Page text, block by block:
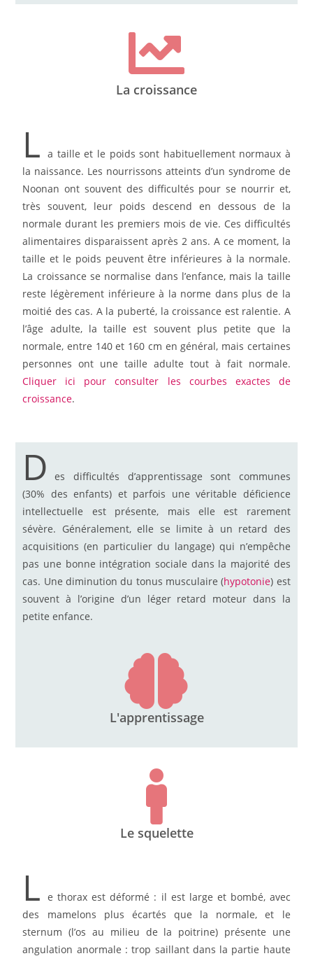
La croissance
L
a taille et le poids sont habituellement normaux à
la naissance. Les nourrissons atteints d’un syndrome de
Noonan ont souvent des difficultés pour se nourrir et,
très souvent, leur poids descend en dessous de la
normale durant les premiers mois de vie. Ces difficultés
alimentaires disparaissent après 2 ans. A ce moment, la
taille et le poids peuvent être inférieures à la normale.
La croissance se normalise dans l’enfance, mais la taille
reste légèrement inférieure à la norme dans plus de la
moitié des cas. A la puberté, la croissance est ralentie. A
l’âge adulte, la taille est souvent plus petite que la
normale, entre 140 et 160 cm en général, mais certaines
personnes ont une taille adulte tout à fait normale.
Cliquer ici pour consulter les courbes exactes de
croissance.
D
es difficultés d’apprentissage sont communes
(30% des enfants) et parfois une véritable déficience
intellectuelle est présente, mais elle est rarement
sévère. Généralement, elle se limite à un retard des
acquisitions (en particulier du langage) qui n’empêche
pas une bonne intégration sociale dans la majorité des
cas. Une diminution du tonus musculaire (hypotonie) est
souvent à l’origine d’un léger retard moteur dans la
petite enfance.
L'apprentissage
Le squelette
L
e thorax est déformé : il est large et bombé, avec
des mamelons plus écartés que la normale, et le
sternum (l’os au milieu de la poitrine) présente une
angulation anormale : trop saillant dans la partie haute